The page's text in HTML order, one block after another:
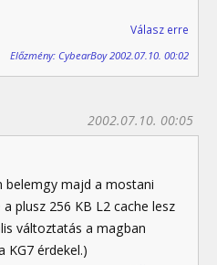
Válasz erre
Előzmény: CybearBoy 2002.07.10. 00:02
2002.07.10. 00:05
belemgy majd a mostani
plusz 256 KB L2 cache lesz
változtatás a magban
KG7 érdekel.)